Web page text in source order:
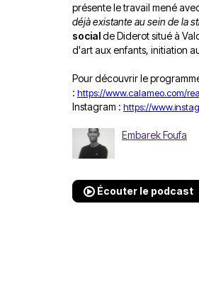
présente le travail mené
déjà existante au sein de la
socialde Diderot situé à
d'art aux enfants, initiation
Pour découvrir le
: https://www.calameo.com/
Instagram : https://
Embarek Foufa
Écouter le podcast